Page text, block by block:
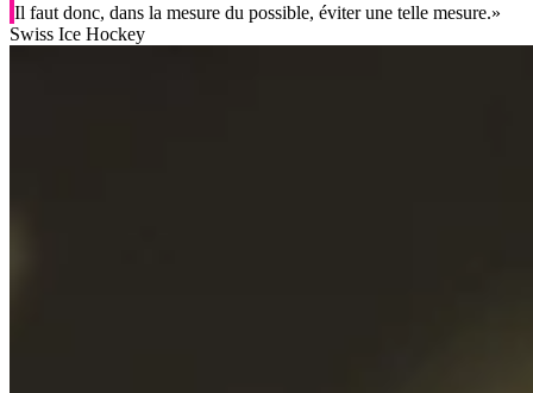
Il faut donc, dans la mesure du possible, éviter une telle mesure.»
Swiss Ice Hockey